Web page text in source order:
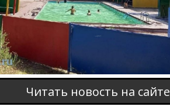
Читать новость на сайте